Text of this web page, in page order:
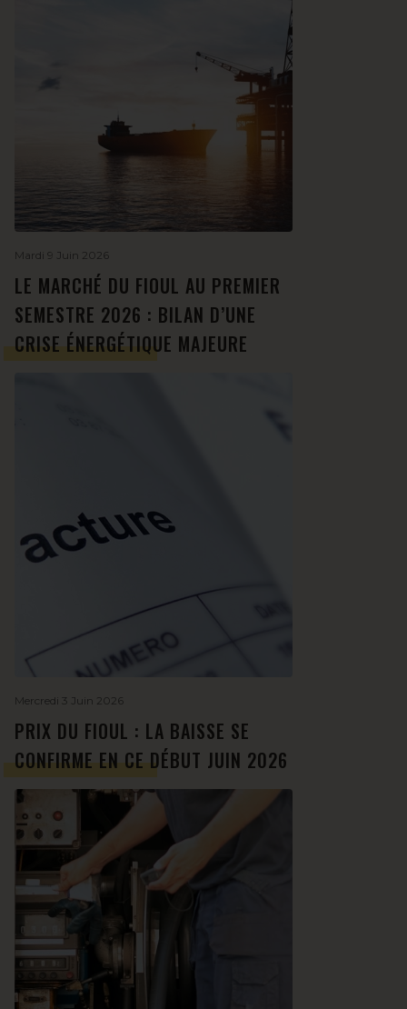
Mardi 9 Juin 2026
LE MARCHÉ DU FIOUL AU PREMIER
SEMESTRE 2026 : BILAN D’UNE
CRISE ÉNERGÉTIQUE MAJEURE
Mercredi 3 Juin 2026
PRIX DU FIOUL : LA BAISSE SE
CONFIRME EN CE DÉBUT JUIN 2026